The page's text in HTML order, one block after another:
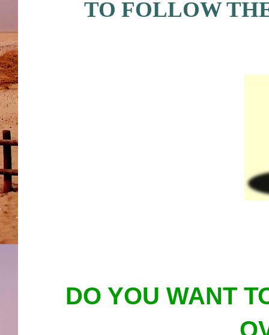
TO FOLLOW
DO YOU WANT